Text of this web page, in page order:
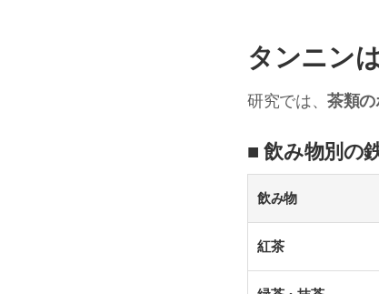
タンニン
研究では、茶類
■ 飲み物別の
飲み物
紅茶